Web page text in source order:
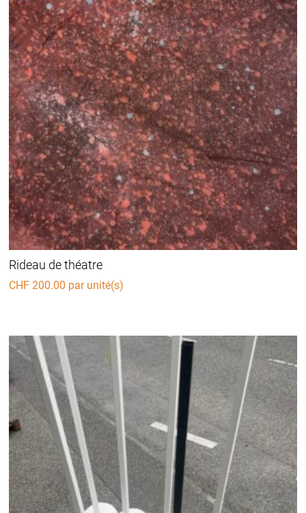
Rideau de théatre
CHF 200.00 par unité(s)